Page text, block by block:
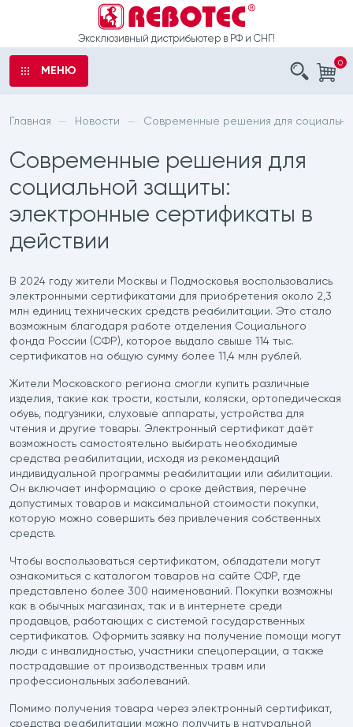
Эксклюзивный дистрибьютер в РФ и СНГ!
МЕНЮ
0
Главная — Новости — Современные решения для
Современные решения для
социальной защиты:
электронные сертификаты в
действии
В 2024 году жители Москвы и Подмосковья воспользовались
электронными сертификатами для приобретения около 2,3
млн единиц технических средств реабилитации. Это стало
возможным благодаря работе отделения Социального
фонда России (СФР), которое выдало свыше 114 тыс.
сертификатов на общую сумму более 11,4 млн рублей.
Жители Московского региона смогли купить различные
изделия, такие как трости, костыли, коляски, ортопедическая
обувь, подгузники, слуховые аппараты, устройства для
чтения и другие товары. Электронный сертификат даёт
возможность самостоятельно выбирать необходимые
средства реабилитации, исходя из рекомендаций
индивидуальной программы реабилитации или абилитации.
Он включает информацию о сроке действия, перечне
допустимых товаров и максимальной стоимости покупки,
которую можно совершить без привлечения собственных
средств.
Чтобы воспользоваться сертификатом, обладатели могут
ознакомиться с каталогом товаров на сайте СФР, где
представлено более 300 наименований. Покупки возможны
как в обычных магазинах, так и в интернете среди
продавцов, работающих с системой государственных
сертификатов. Оформить заявку на получение помощи могут
люди с инвалидностью, участники спецоперации, а также
пострадавшие от производственных травм или
профессиональных заболеваний.
Помимо получения товара через электронный сертификат,
средства реабилитации можно получить в натуральной
санитарным
подъемников